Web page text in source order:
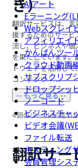
AIアート
Eラーニング
Webスクレイ
アフィリエイ
かんばんツー
クラウド動画
サブスクリプ
ドロップシッ
ノーコード
ビジネスチャ
ビデオ会議
ファイル転送
ホスティング
会員管理シス
き）
翻訳サービスは、
援するためのサー
流し、ビジネスや
を果たしています
トウェアを活用し
コンテンツ …...
-- もっと見る --
4個のツールが見つ
翻訳サー